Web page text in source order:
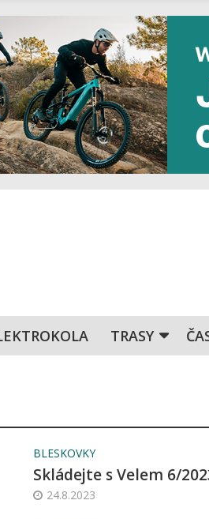
TRASY
BLESKOVKY
Skládejte s Velem 6/
24.8.2023